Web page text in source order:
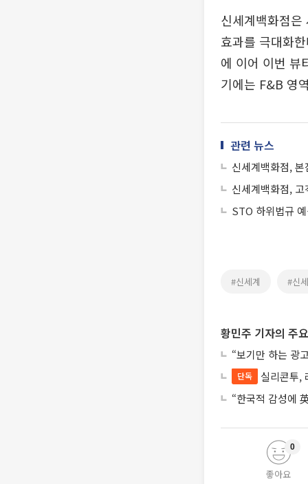
신세계백화점
효과를 극대화
에 이어 이번 뷰
기에는 F&B 영
관련 뉴스
신세계백화점, 본
신세계백화점,
STO 하위법규
#신세계 #신
황민주 기자의 주
“보기만 하는 광
단독
실리콘투,
“한국적 감성에
좋아요
0